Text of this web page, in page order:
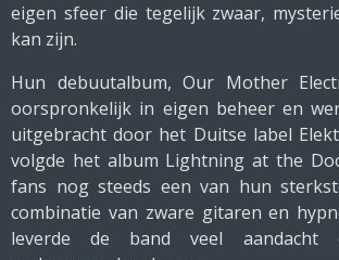
eigen sfeer die tegelijk zwaar,
kan zijn.
Hun debuutalbum,Our Mother
oorspronkelijk in eigen beheer en
uitgebracht door het Duitse label
volgde het album Lightning at the
fans nog steeds een van hun
combinatie van zware gitaren en
leverde de band veel